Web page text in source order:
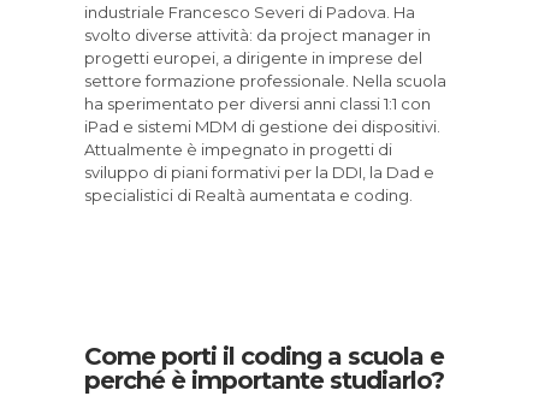
industriale Francesco Severi di Padova. Ha
svolto diverse attività: da project manager in
progetti europei, a dirigente in imprese del
settore formazione professionale. Nella scuola
ha sperimentato per diversi anni classi 1:1 con
iPad e sistemi MDM di gestione dei dispositivi.
Attualmente è impegnato in progetti di
sviluppo di piani formativi per la DDI, la Dad e
specialistici di Realtà aumentata e coding.
Come porti il coding a scuola e
perché è importante studiarlo?